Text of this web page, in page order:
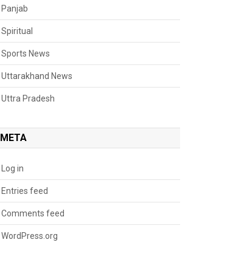
Panjab
Spiritual
Sports News
Uttarakhand News
Uttra Pradesh
META
Log in
Entries feed
Comments feed
WordPress.org